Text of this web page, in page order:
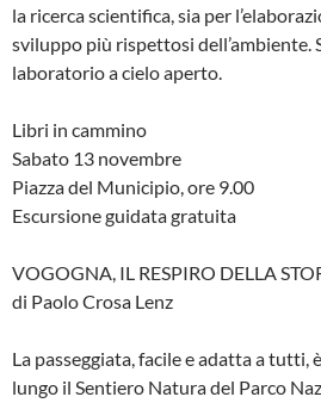
la ricerca scientifica, sia per
sviluppo più rispettosi dell’ambiente.
laboratorio a cielo aperto.
Libri in cammino
Sabato 13 novembre
Piazza del Municipio, ore 9.00
Escursione guidata gratuita
VOGOGNA, IL RESPIRO DELLA
di Paolo Crosa Lenz
La passeggiata, facile e adatta a tutti,
lungo il Sentiero Natura del Parco